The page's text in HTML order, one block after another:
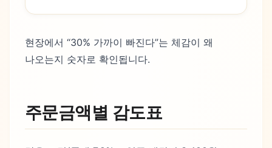
현장에서 “30% 가까이 빠진다”는 체감이 왜
나오는지 숫자로 확인됩니다.
주문금액별 감도표